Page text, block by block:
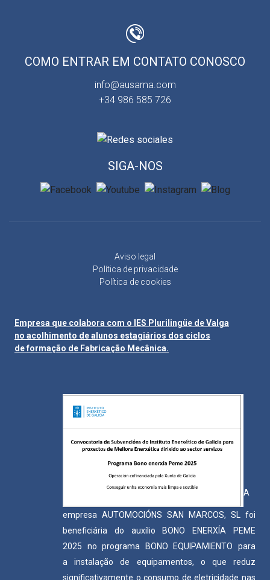
COMO ENTRAR EM CONTATO CONOSCO
info@ausama.com
+34 986 585 726
SIGA-NOS
Aviso legal
Política de privacidade
Política de cookies
Empresa que colabora com o IES Plurilingüe de Valga
no acolhimento de alunos estagiários dos ciclos
de formação de Fabricação Mecânica.
A
empresa AUTOMOCIÓNS SAN MARCOS, SL foi
beneficiária do auxílio BONO ENERXÍA PEME
2025 no programa BONO EQUIPAMIENTO para
a instalação de equipamentos, o que reduz
significativamente o consumo de eletricidade nas